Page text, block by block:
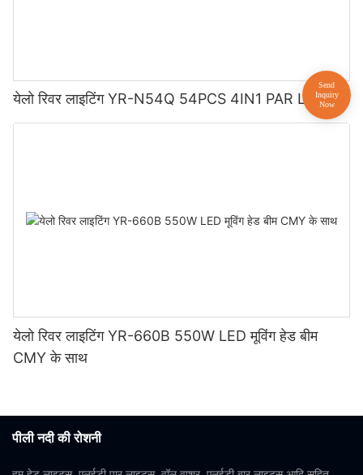
येलो रिवर लाइटिंग YR-N54Q 54PCS 4IN1 PAR LIGHT
येलो रिवर लाइटिंग YR-660B 550W LED मूविंग हेड बीम
CMY के साथ
पीली नदी की रोशनी